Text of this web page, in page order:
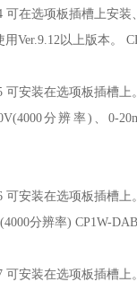
可在选项板插槽上安装
用Ver.9.12以上版本。
可安装在选项板插槽上
分辨率)、0-
可安装在选项板插槽上
分辨率) CP1W-
可安装在选项板插槽上